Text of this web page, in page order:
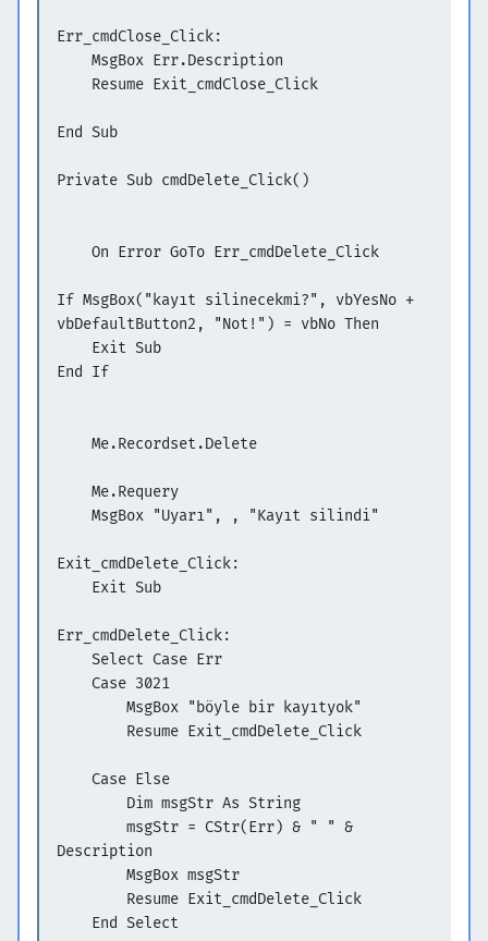
Err_cmdClose_Click:
MsgBox Err.Description
Resume Exit_cmdClose_Click
End Sub
Private Sub cmdDelete_Click()
On Error GoTo Err_cmdDelete_Click
If MsgBox("kayıt silinecekmi?", vbYesNo +
vbDefaultButton2, "Not!") = vbNo Then
Exit Sub
End If
Me.Recordset.Delete
Me.Requery
MsgBox "Uyarı", , "Kayıt silindi"
Exit_cmdDelete_Click:
Exit Sub
Err_cmdDelete_Click:
Select Case Err
Case 3021
MsgBox "böyle bir kayıtyok"
Resume Exit_cmdDelete_Click
Case Else
Dim msgStr As String
msgStr = CStr(Err) & " " &
Description
MsgBox msgStr
Resume Exit_cmdDelete_Click
End Select